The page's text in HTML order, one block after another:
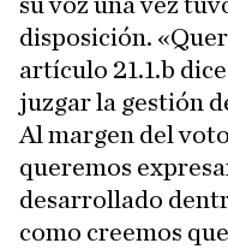
disposición.
artículo 21.1.b
juzgar la gestión
Al margen del
queremos
desarrollado
como creemos